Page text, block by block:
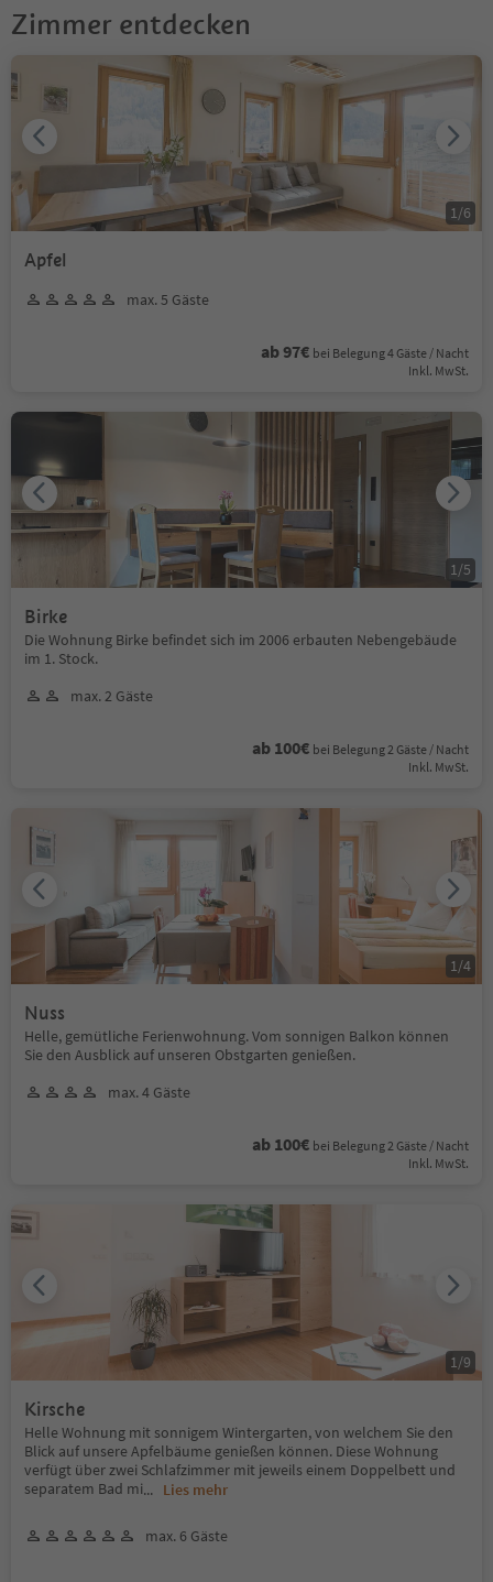
Zimmer entdecken
Apfel
max. 5 Gäste
ab 97€ bei Belegung 4 Gäste / Nacht
Inkl. MwSt.
1 /6
Birke
Die Wohnung Birke befindet sich im 2006 erbauten Nebengebäude
im 1. Stock.
max. 2 Gäste
ab 100€ bei Belegung 2 Gäste / Nacht
Inkl. MwSt.
1 /5
Nuss
Helle, gemütliche Ferienwohnung. Vom sonnigen Balkon können
Sie den Ausblick auf unseren Obstgarten genießen.
max. 4 Gäste
ab 100€ bei Belegung 2 Gäste / Nacht
Inkl. MwSt.
1 /4
Kirsche
Helle Wohnung mit sonnigem Wintergarten, von welchem Sie den
Blick auf unsere Apfelbäume genießen können. Diese Wohnung
verfügt über zwei Schlafzimmer mit jeweils einem Doppelbett und
separatem Bad mi... Lies mehr
max. 6 Gäste
1 /9